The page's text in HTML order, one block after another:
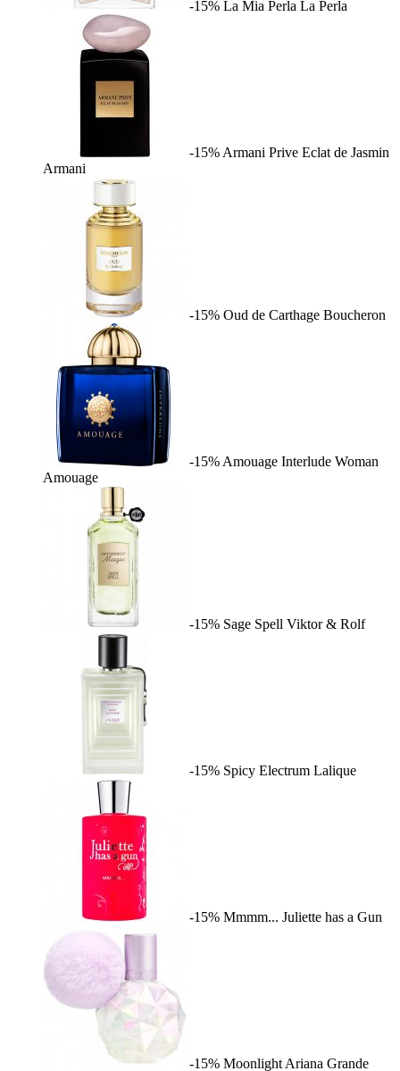
-15% La Mia Perla La Perla
-15% Armani Prive Eclat de Jasmin
Armani
-15% Oud de Carthage Boucheron
-15% Amouage Interlude Woman
Amouage
-15% Sage Spell Viktor & Rolf
-15% Spicy Electrum Lalique
-15% Mmmm... Juliette has a Gun
-15% Moonlight Ariana Grande